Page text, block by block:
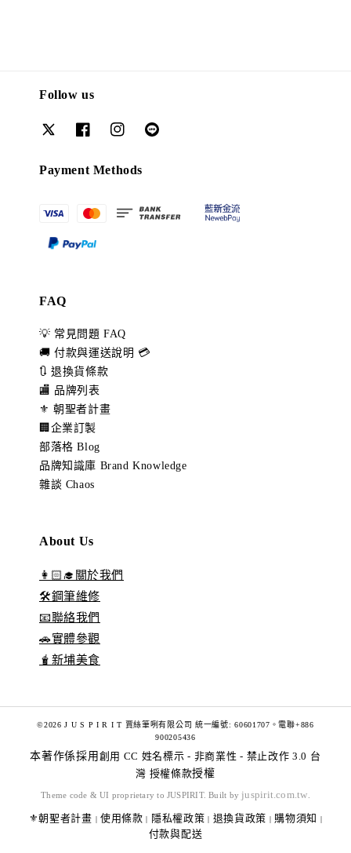
Follow us
Payment Methods
FAQ
💡 常見問題 FAQ
🚚 付款與運送說明 💳
🔃 退換貨條款
🏬 品牌列表
⚜️ 朝聖者計畫
🏢企業訂製
部落格 Blog
品牌知識庫 Brand Knowledge
雜談 Chaos
About Us
👩🏻‍🎓關於我們
🛠️鋼筆維修
📧聯絡我們
🚗實體參觀
🧋新埔美食
©2026 J U S P I R I T 賈絲筆咧有限公司 統一編號: 60601707。電聯+886
900205436
本著作係採用 創用 CC 姓名標示 - 非商業性 - 禁止改作 3.0 台
灣 授權條款授權
Theme code & UI proprietary to JUSPIRIT. Built by juspirit.com.tw
⚜️朝聖者計畫 | 使用條款 | 隱私權政策 | 退換貨政策 | 購物須知 |
付款與配送